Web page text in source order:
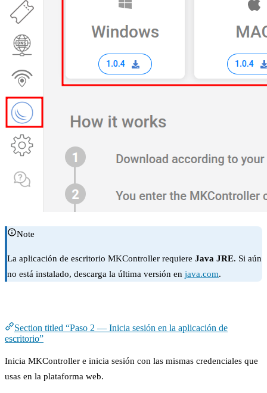
Note
La aplicación de escritorio MKController requiere Java JRE. Si aún
no está instalado, descarga la última versión en java.com.
Section titled “Paso 2 — Inicia sesión en la aplicación de
escritorio”
Inicia MKController e inicia sesión con las mismas credenciales que
usas en la plataforma web.